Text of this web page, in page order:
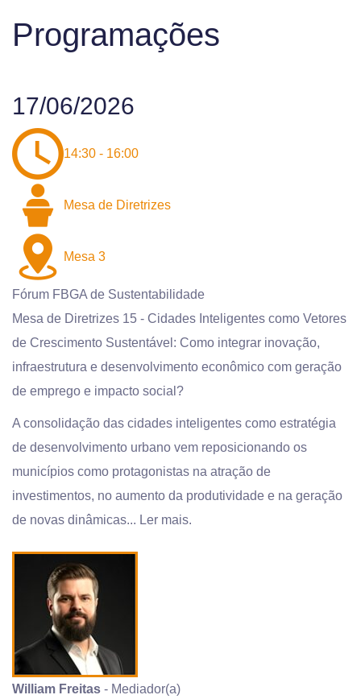
Programações
17/06/2026
14:30 - 16:00
Mesa de Diretrizes
Mesa 3
Fórum FBGA de Sustentabilidade
Mesa de Diretrizes 15 - Cidades Inteligentes como Vetores
de Crescimento Sustentável: Como integrar inovação,
infraestrutura e desenvolvimento econômico com geração
de emprego e impacto social?
A consolidação das cidades inteligentes como estratégia
de desenvolvimento urbano vem reposicionando os
municípios como protagonistas na atração de
investimentos, no aumento da produtividade e na geração
de novas dinâmicas... Ler mais.
William Freitas - Mediador(a)